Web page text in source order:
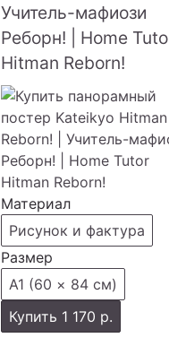
Учитель-мафиози
Реборн! | Home
Hitman Reborn!
Материал
Рисунок и фактура
Размер
А1 (60 × 84 см)
Купить 1 170 р.